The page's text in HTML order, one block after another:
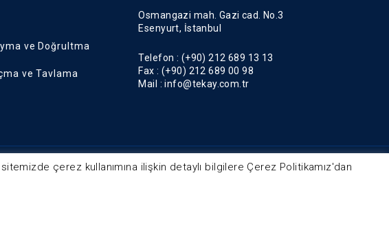
ve Doğrultma
ve Tavlama
Osmangazi mah. Gazi cad. No.3
Esenyurt, İstanbul
Telefon : (+90) 212 689 13 13
Fax : (+90) 212 689 00 98
Mail : info@tekay.com.tr
çerez kullanımına ilişkin detaylı bilgilere Çerez Politikamız'dan